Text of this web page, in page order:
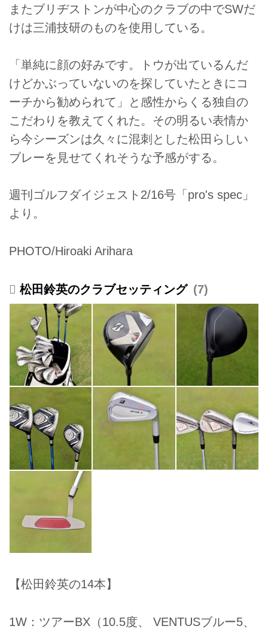
またブリヂストンが中心のクラブの中でSWだ
けは三浦技研のものを使用している。
「単純に顔の好みです。トウが出ているんだ
けどかぶっていないのを探していたときにコ
ーチから勧められて」と感性からくる独自の
こだわりを教えてくれた。その明るい表情か
ら今シーズンは久々に混刺とした松田らしい
ブレーを見せてくれそうな予感がする。
週刊ゴルフダイジェスト2/16号「pro's spec」
より。
PHOTO/Hiroaki Arihara
松田鈴英のクラブセッティング 7
【松田鈴英の14本】
1W：ツアーBX（10.5度、 VENTUSブルー5、